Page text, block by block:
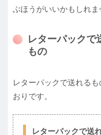
ぶほうがいいかもしれま
レターパックで
もの
レターパックで送れる
おりです。
レターパックで送